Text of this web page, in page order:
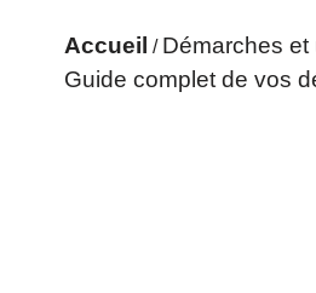
Accueil / Démarches et
Guide complet de vos